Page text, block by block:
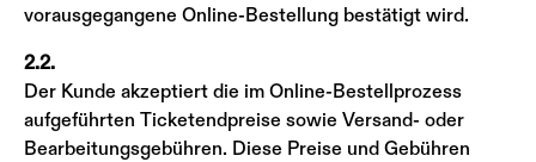
vorausgegangene Online-Bestellung bestätigt wird.
2.2.
Der Kunde akzeptiert die im Online-Bestellprozess
aufgeführten Ticketendpreise sowie Versand- oder
Bearbeitungsgebühren. Diese Preise und Gebühren